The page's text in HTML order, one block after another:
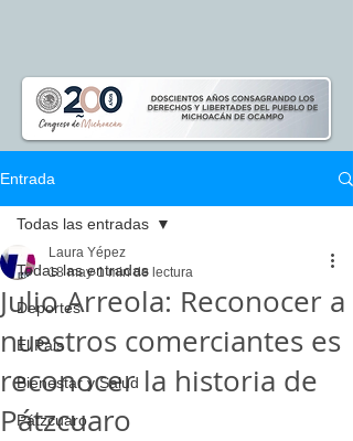
Entrada
Todas las entradas
Deportes
El Pais
Bienestar y Salud
Pátzcuaro
Todas las entradas
Julio Arreola: Reconocer a
nuestros comerciantes es
reconocer la historia de
Pátzcuaro
Laura Yépez
18 may 1 min de lectura